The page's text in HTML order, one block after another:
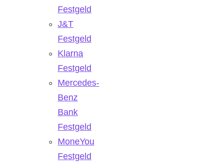
Festgeld
J&T
Festgeld
Klarna
Festgeld
Mercedes-
Benz
Bank
Festgeld
MoneYou
Festgeld